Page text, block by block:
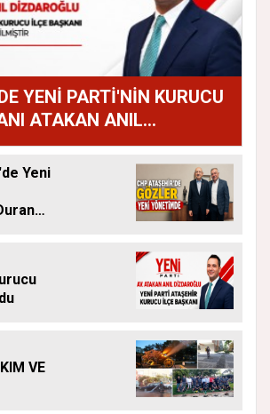
YENİ PARTİ'NİN KURUCU
ATAKAN ANIL
OLDU
Yeni
VE